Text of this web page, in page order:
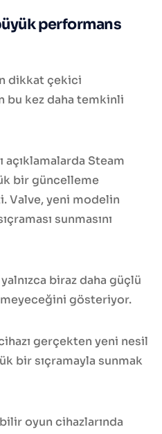
performans
dikkat çekici
bu kez daha temkinli
açıklamalarda Steam
bir güncelleme
Valve, yeni modelin
sunmasını
biraz daha güçlü
gösteriyor.
cihazı gerçekten yeni nesil
bir sıçramayla sunmak
oyun cihazlarında